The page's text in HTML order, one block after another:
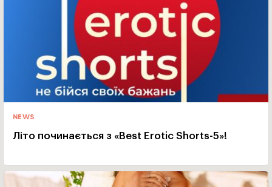
NEWS
Літо починається з «Best Erotic Shorts-5»!